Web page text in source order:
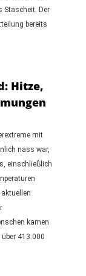
Stascheit. Der
bereits
Hitze,
mit
nass war,
einschließlich
kamen
413.000